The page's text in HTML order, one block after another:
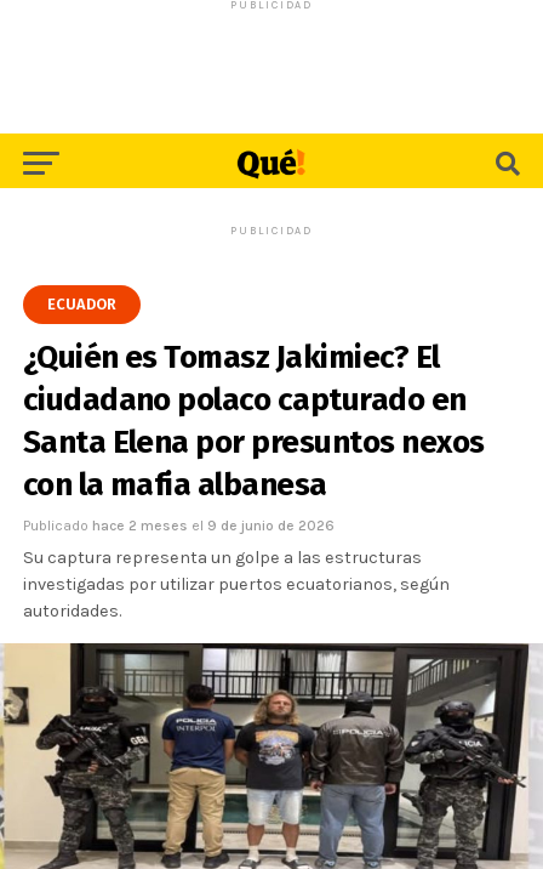
PUBLICIDAD
PUBLICIDAD
ECUADOR
¿Quién es Tomasz Jakimiec? El
ciudadano polaco capturado en
Santa Elena por presuntos nexos
con la mafia albanesa
Publicado hace 2 meses el 9 de junio de 2026
Su captura representa un golpe a las estructuras
investigadas por utilizar puertos ecuatorianos, según
autoridades.